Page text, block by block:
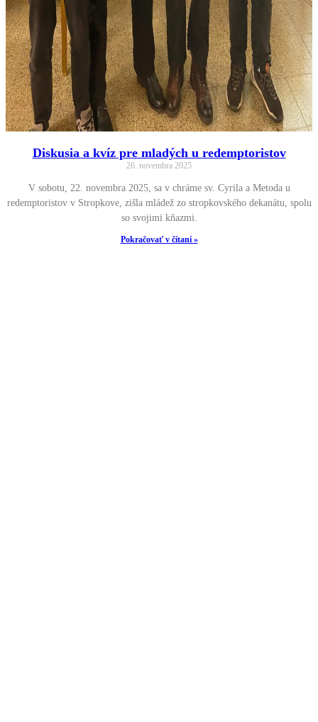
Diskusia a kvíz pre mladých u redemptoristov
26. novembra 2025
V sobotu, 22. novembra 2025, sa v chráme sv. Cyrila a Metoda u
redemptoristov v Stropkove, zišla mládež zo stropkovského dekanátu, spolu
so svojimi kňazmi.
Pokračovať v čítaní »